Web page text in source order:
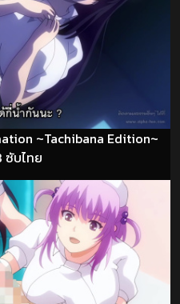
~Tachibana Edition~
ซับไทย